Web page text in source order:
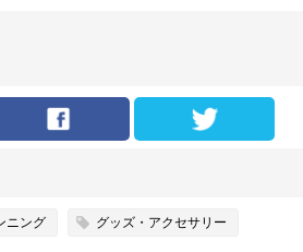
ニング グッズ・アクセサリー